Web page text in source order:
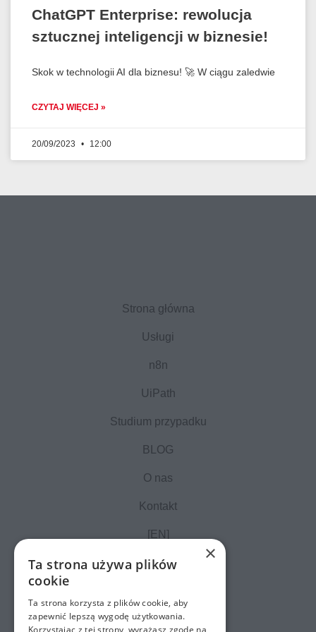
ChatGPT Enterprise: rewolucja
sztucznej inteligencji w biznesie!
Skok w technologii AI dla biznesu! 🚀 W ciągu zaledwie
CZYTAJ WIĘCEJ »
20/09/2023 12:00
Strona główna
Usługi
n8n
UiPath
Studium przypadku
BLOG
O nas
Kontakt
[EN]
×
Ta strona używa plików
cookie
Ta strona korzysta z plików cookie, aby
zapewnić lepszą wygodę użytkowania.
Korzystając z tej strony, wyrażasz zgodę na